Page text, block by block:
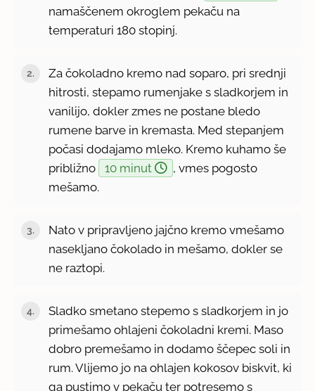
namaščenem okroglem pekaču na
temperaturi 180 stopinj.
Za čokoladno kremo nad soparo, pri srednji
hitrosti, stepamo rumenjake s sladkorjem in
vanilijo, dokler zmes ne postane bledo
rumene barve in kremasta. Med stepanjem
počasi dodajamo mleko. Kremo kuhamo še
približno
10 minut
, vmes pogosto
mešamo.
Nato v pripravljeno jajčno kremo vmešamo
nasekljano čokolado in mešamo, dokler se
ne raztopi.
Sladko smetano stepemo s sladkorjem in jo
primešamo ohlajeni čokoladni kremi. Maso
dobro premešamo in dodamo ščepec soli in
rum. Vlijemo jo na ohlajen kokosov biskvit, ki
ga pustimo v pekaču ter potresemo s